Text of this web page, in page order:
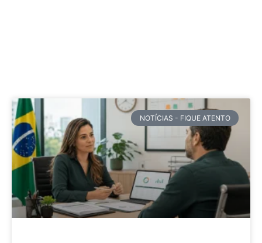
NOTÍCIAS - FIQUE ATENTO